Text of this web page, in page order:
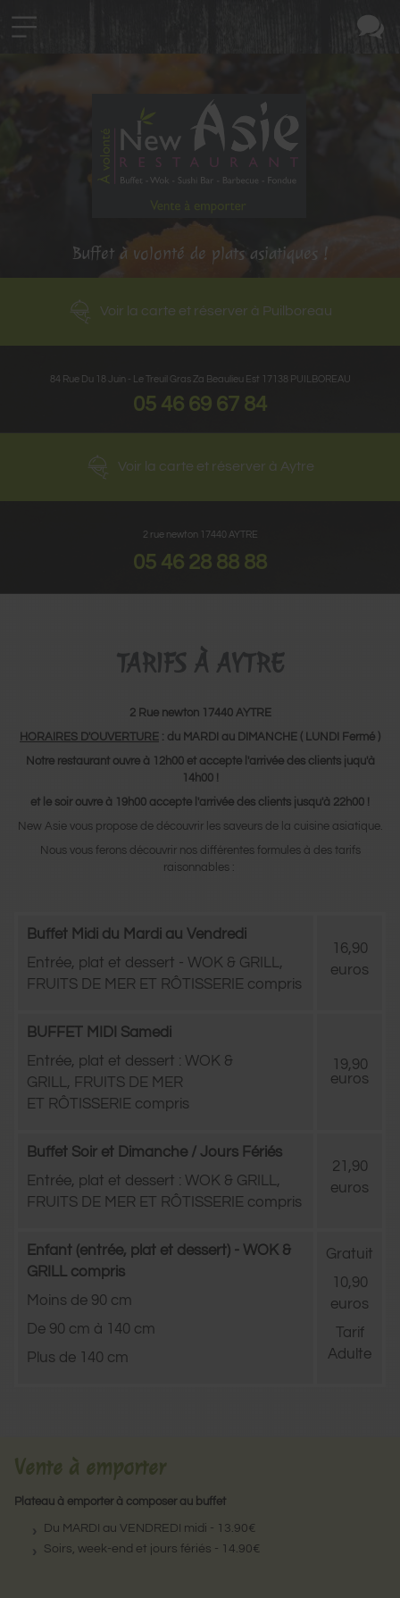
Buffet à volonté de plats asiatiques !
Voir la carte et réserver à Puilboreau
84 Rue Du 18 Juin - Le Treuil Gras Za Beaulieu Est 17138 PUILBOREAU
05 46 69 67 84
Voir la carte et réserver à Aytre
2 rue newton 17440 AYTRE
05 46 28 88 88
TARIFS À AYTRE
2 Rue newton 17440 AYTRE
HORAIRES D'OUVERTURE : du MARDI au DIMANCHE ( LUNDI Fermé )
Notre restaurant ouvre à 12h00 et accepte l'arrivée des clients juqu'à
14h00 !
et le soir ouvre à 19h00 accepte l'arrivée des clients jusqu'à 22h00 !
New Asie vous propose de découvrir les saveurs de la cuisine asiatique.
Nous vous ferons découvrir nos différentes formules à des tarifs
raisonnables :
Buffet Midi d​​u Mardi au Vendredi
Entrée, plat et dessert - WOK & GRILL,
FRUITS DE MER ET RÔTISSERIE compris
16,90
euros
BUFFET MIDI Samedi
Entrée, plat et dessert : WOK &
GRILL, FRUITS DE MER
ET RÔTISSERIE compris
19,90
euros
Buffet Soir et Dimanche / Jours Fériés
Entrée, plat et dessert : WOK & GRILL,
FRUITS DE MER ET RÔTISSERIE compris
21,90
euros
Enfant (entrée, plat et dessert) - WOK &
GRILL compris
Moins de 90 cm
De 90 cm à 140 cm
Plus de 140 cm
Gratuit
10,90
euros
Tarif
Adulte
Vente à emporter
Plateau à emporter à composer au buffet
Du MARDI au VENDREDI midi - 13.90€
Soirs, week-end et jours fériés - 14.90€